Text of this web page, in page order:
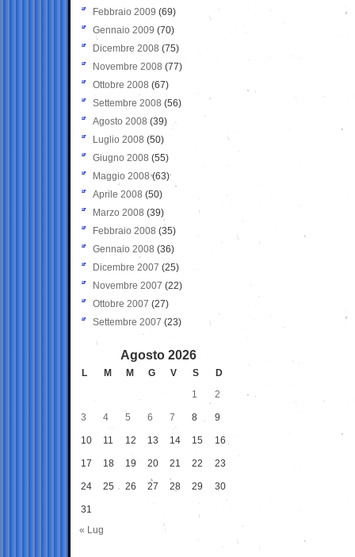
Febbraio 2009 (69)
Gennaio 2009 (70)
Dicembre 2008 (75)
Novembre 2008 (77)
Ottobre 2008 (67)
Settembre 2008 (56)
Agosto 2008 (39)
Luglio 2008 (50)
Giugno 2008 (55)
Maggio 2008(63)
Aprile 2008 (50)
Marzo 2008 (39)
Febbraio 2008 (35)
Gennaio 2008 (36)
Dicembre 2007 (25)
Novembre 2007 (22)
Ottobre 2007 (27)
Settembre 2007 (23)
Agosto 2026
L M M G V S
D
1
2
3 4 5 6 7 8 9
10 11 12 13 14 15 16
17 18 19 20 21 22 23
24 25 26 27 28 29 30
31
« Lug